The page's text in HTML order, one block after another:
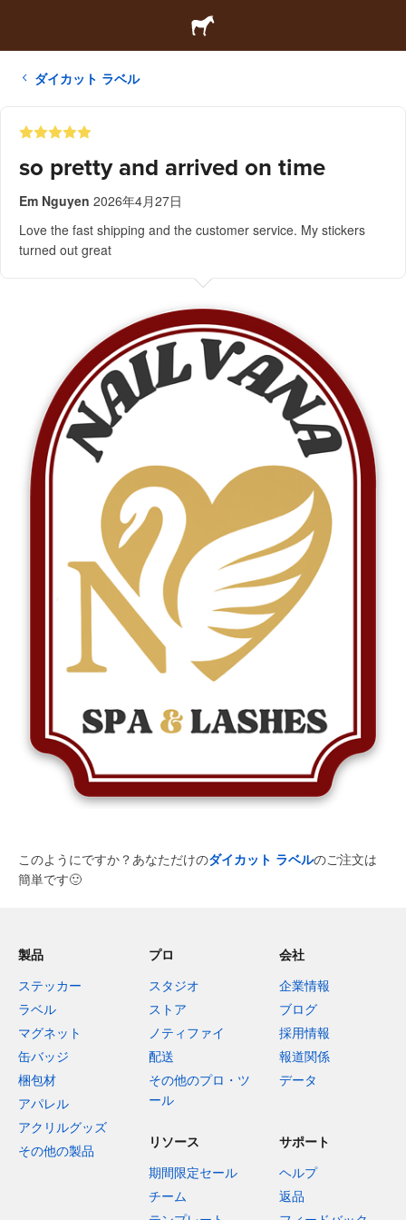
ダイカット ラベル
so pretty and arrived on time
Em Nguyen 2026年4月27日
Love the fast shipping and the customer service. My stickers
turned out great
このようにですか？あなただけのダイカット ラベルのご注文は
簡単です🙂
製品
ステッカー
ラベル
マグネット
缶バッジ
梱包材
アパレル
アクリルグッズ
その他の製品
プロ
スタジオ
ストア
ノティファイ
配送
その他のプロ・ツ
ール
会社
企業情報
ブログ
採用情報
報道関係
データ
リソース
期間限定セール
チーム
サポート
ヘルプ
返品